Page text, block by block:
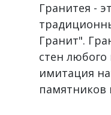
Гранитея -
Гранит".
стен любого
имитация
памятников